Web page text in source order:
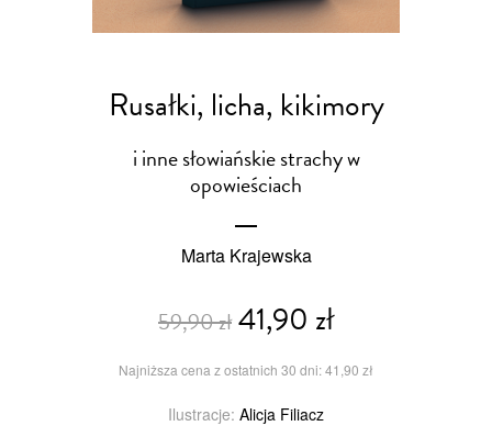
Rusałki, licha, kikimory
i inne słowiańskie strachy w
opowieściach
Marta Krajewska
59,90 zł41,90 zł
Najniższa cena z ostatnich 30 dni: 41,90 zł
Ilustracje: Alicja Filiacz